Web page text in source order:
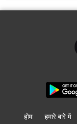
होम हमारे बारे में